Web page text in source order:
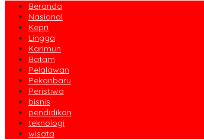
Beranda
Nasional
Kepri
Lingga
Karimun
Batam
Pelalawan
Pekanbaru
Peristiwa
bisnis
pendidikan
teknologi
wisata